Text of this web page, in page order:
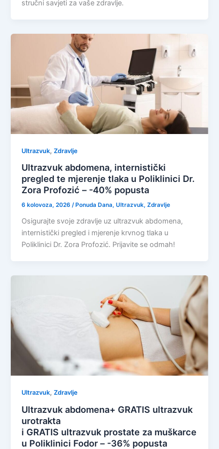
stručni savjeti za vaše zdravlje.
Ultrazvuk,Zdravlje
Ultrazvuk abdomena, internistički
pregled te mjerenje tlaka u Poliklinici Dr.
Zora Profozić – -40% popusta
6 kolovoza, 2026/ Ponuda Dana,Ultrazvuk,Zdravlje
Osigurajte svoje zdravlje uz ultrazvuk abdomena,
internistički pregled i mjerenje krvnog tlaka u
Poliklinici Dr. Zora Profozić. Prijavite se odmah!
Ultrazvuk,Zdravlje
Ultrazvuk abdomena+ GRATIS ultrazvuk
urotrakta
i GRATIS ultrazvuk prostate za muškarce
u Poliklinici Fodor – -36% popusta